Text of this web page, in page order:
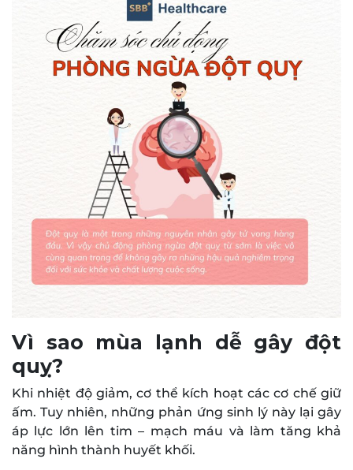
Vì sao mùa lạnh dễ gây đột
quỵ?
Khi nhiệt độ giảm, cơ thể kích hoạt các cơ chế giữ
ấm. Tuy nhiên, những phản ứng sinh lý này lại gây
áp lực lớn lên tim – mạch máu và làm tăng khả
năng hình thành huyết khối.